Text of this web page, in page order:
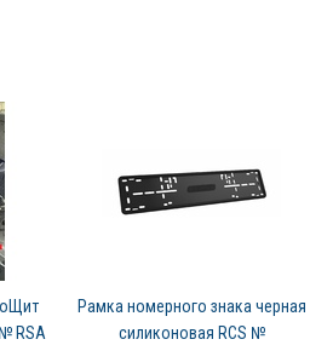
RSA
Рамка номерного знака черная
силиконовая RCS №